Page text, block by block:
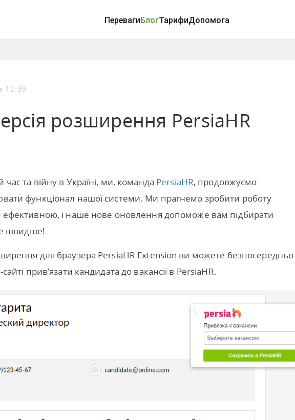
ПеревагиБлогТарифиДопомога
12:39
розширення PersiaHR
та війну в Україні, ми, команда PersiaHR, продовжуємо
функціонал нашої системи. Ми прагнемо зробити роботу
ефективною, і наше нове оновлення допоможе вам підбирати
швидше!
для браузера PersiaHR Extension ви можете
прив’язати кандидата до вакансії в PersiaHR.